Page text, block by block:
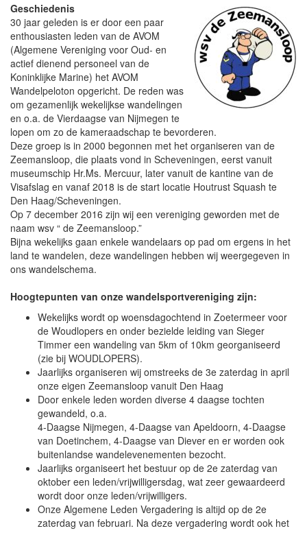
Geschiedenis
30 jaar geleden is er door een paar
enthousiasten leden van de AVOM
(Algemene Vereniging voor Oud- en
actief dienend personeel van de
Koninklijke Marine) het AVOM
Wandelpeloton opgericht. De reden was
om gezamenlijk wekelijkse wandelingen
en o.a. de Vierdaagse van Nijmegen te
lopen om zo de kameraadschap te bevorderen.
Deze groep is in 2000 begonnen met het organiseren van de
Zeemansloop, die plaats vond in Scheveningen, eerst vanuit
museumschip Hr.Ms. Mercuur, later vanuit de kantine van de
Visafslag en vanaf 2018 is de start locatie Houtrust Squash te
Den Haag/Scheveningen.
Op 7 december 2016 zijn wij een vereniging geworden met de
naam wsv “ de Zeemansloop.”
Bijna wekelijks gaan enkele wandelaars op pad om ergens in het
land te wandelen, deze wandelingen hebben wij weergegeven in
ons wandelschema.
Hoogtepunten van onze wandelsportvereniging zijn:
Wekelijks wordt op woensdagochtend in Zoetermeer voor
de Woudlopers en onder bezielde leiding van Sieger
Timmer een wandeling van 5km of 10km georganiseerd
(zie bij WOUDLOPERS).
Jaarlijks organiseren wij omstreeks de 3e zaterdag in april
onze eigen Zeemansloop vanuit Den Haag
Door enkele leden worden diverse 4 daagse tochten
gewandeld, o.a.
4-Daagse Nijmegen, 4-Daagse van Apeldoorn, 4-Daagse
van Doetinchem, 4-Daagse van Diever en er worden ook
buitenlandse wandelevenementen bezocht.
Jaarlijks organiseert het bestuur op de 2e zaterdag van
oktober een leden/vrijwilligersdag, wat zeer gewaardeerd
wordt door onze leden/vrijwilligers.
Onze Algemene Leden Vergadering is altijd op de 2e
zaterdag van februari. Na deze vergadering wordt ook het